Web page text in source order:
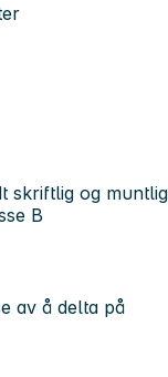
skriftlig og muntlig
B
av å delta på